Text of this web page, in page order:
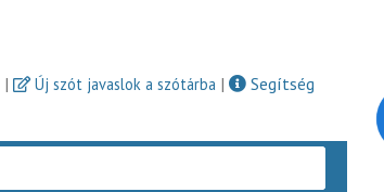
| Új szót javaslok a szótárba |
Segítség